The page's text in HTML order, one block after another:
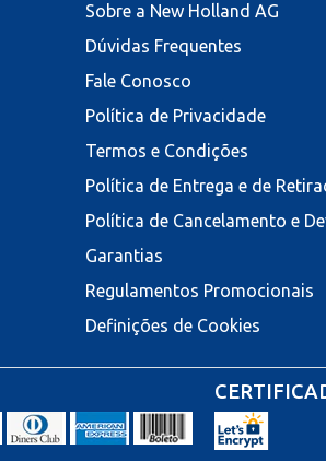
Sobre a New Holland AG
Dúvidas Frequentes
Fale Conosco
Política de Privacidade
Termos e Condições
Política de Entrega e de
Política de Cancelamento e
Garantias
Regulamentos Promocionais
Definições de Cookies